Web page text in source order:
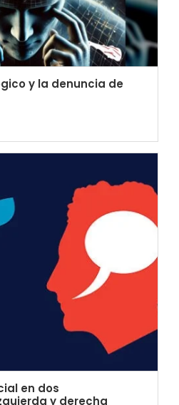
y la denuncia de
en dos
y derecha